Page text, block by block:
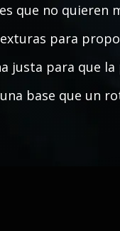
que no quieren
para
justa para que
base que un